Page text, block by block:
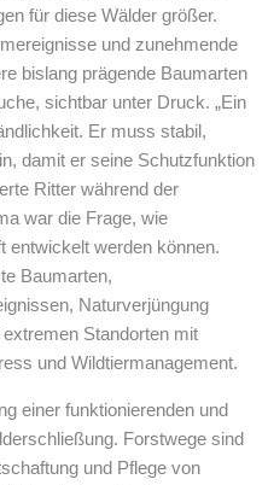
für diese Wälder größer.
und zunehmende
bislang prägende Baumarten
sichtbar unter Druck. „Ein
Er muss stabil,
damit er seine Schutzfunktion
Ritter während der
war die Frage, wie
entwickelt werden können.
Baumarten,
Naturverjüngung
Standorten mit
und Wildtiermanagement.
einer funktionierenden und
Forstwege sind
und Pflege von